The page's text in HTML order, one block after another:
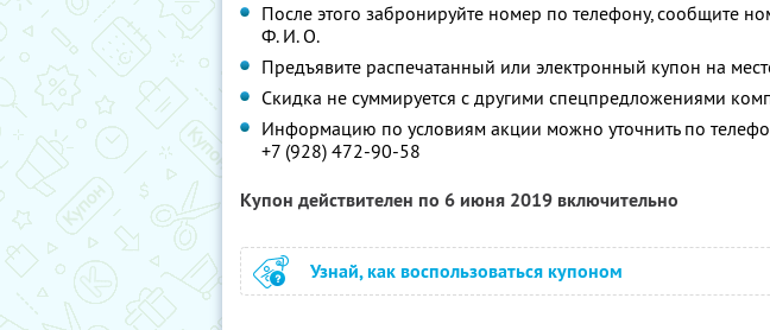
После этого забронируйте номер по телефону, сообщите
Ф. И. О.
Предъявите распечатанный или электронный купон на
Скидка не суммируется с другими спецпредложениями
Информацию по условиям акции можно уточнить по
+7 (928) 472-90-58
Купон действителен по 6 июня 2019 включительно
Узнай, как воспользоваться купоном